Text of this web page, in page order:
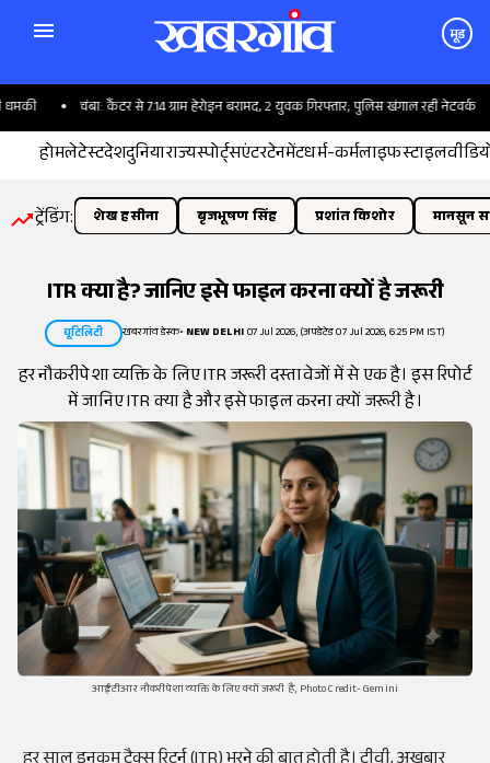
मूड
चंबा: कैंटर से 7.14 ग्राम हेरोइन बरामद, 2 युवक गिरफ्तार; पुलिस खंगाल रही नेटवर्क
होमलेटेस्टदेशदुनियाराज्यस्पोर्ट्सएंटरटेनमेंटधर्म-कर्मलाइफस्टाइल
ट्रेंडिंग: शेख हसीना बृजभूषण सिंह प्रशांत किशोर मानसून
ITR क्या है? जानिए इसे फाइल करना क्यों है जरूरी
यूटिलिटी खबरगांव डेस्क• NEW DELHI07 Jul 2026, (अपडेटेड 07 Jul 2026, 6:25 PM IST)
हर नौकरीपेशा व्यक्ति के लिए ITR जरूरी दस्तावेजों में से एक है। इस रिपोर्ट
में जानिए ITR क्या है और इसे फाइल करना क्यों जरूरी है।
आईटीआर नौकरीपेशा व्यक्ति के लिए क्यों जरूरी है, Photo Credit- Gemini